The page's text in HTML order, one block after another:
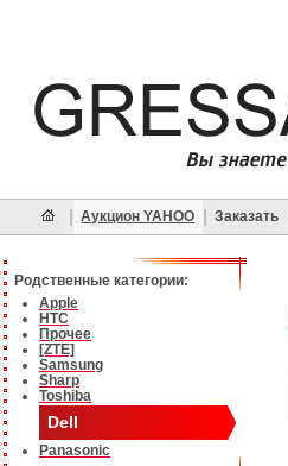
Аукцион YAHOO Заказать
Родственные категории:
Apple
HTC
Прочее
[ZTE]
Samsung
Sharp
Toshiba
Dell
Panasonic